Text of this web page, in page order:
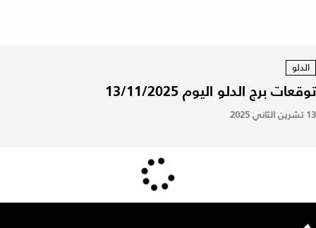
الدلو
توقعات برج الدلو اليوم 13/11/2025
13 تشرين الثاني 2025